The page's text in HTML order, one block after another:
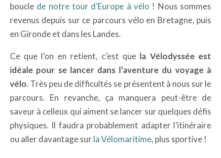
boucle de notre tour d’Europe à vélo ! Nous sommes
revenus depuis sur ce parcours vélo en Bretagne, puis
en Gironde et dans les Landes.
Ce que l’on en retient, c’est que la Vélodyssée est
idéale pour se lancer dans l’aventure du voyage à
vélo. Très peu de difficultés se présentent à nous sur le
parcours. En revanche, ça manquera peut-être de
saveur à celleux qui aiment se lancer sur quelques défis
physiques. Il faudra probablement adapter l’itinéraire
ou aller davantage surla Vélomaritime, plus sportive !